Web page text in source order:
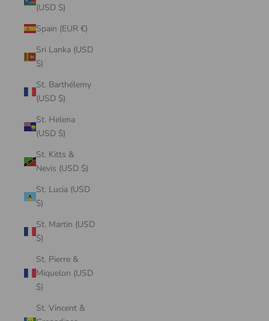
(USD $)
Spain (EUR €)
Sri Lanka (USD
$)
St. Barthélemy
(USD $)
St. Helena
(USD $)
St. Kitts &
Nevis (USD $)
St. Lucia (USD
$)
St. Martin (USD
$)
St. Pierre &
Miquelon (USD
$)
St. Vincent &